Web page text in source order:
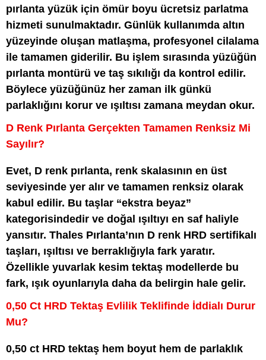
pırlanta yüzük için ömür boyu ücretsiz parlatma
hizmeti sunulmaktadır. Günlük kullanımda altın
yüzeyinde oluşan matlaşma, profesyonel cilalama
ile tamamen giderilir. Bu işlem sırasında yüzüğün
pırlanta montürü ve taş sıkılığı da kontrol edilir.
Böylece yüzüğünüz her zaman ilk günkü
parlaklığını korur ve ışıltısı zamana meydan okur.
D Renk Pırlanta Gerçekten Tamamen Renksiz Mi
Sayılır?
Evet, D renk pırlanta, renk skalasının en üst
seviyesinde yer alır ve tamamen renksiz olarak
kabul edilir. Bu taşlar “ekstra beyaz”
kategorisindedir ve doğal ışıltıyı en saf haliyle
yansıtır. Thales Pırlanta’nın D renk HRD sertifikalı
taşları, ışıltısı ve berraklığıyla fark yaratır.
Özellikle yuvarlak kesim tektaş modellerde bu
fark, ışık oyunlarıyla daha da belirgin hale gelir.
0,50 Ct HRD Tektaş Evlilik Teklifinde İddialı Durur
Mu?
0,50 ct HRD tektaş hem boyut hem de parlaklık